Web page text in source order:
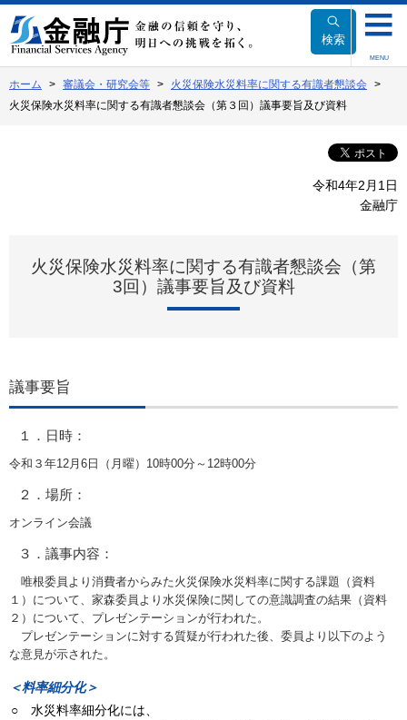
文
へ
動
検索
MENU
ホーム 審議会・研究会等
火災保険水災料率に関する有識者懇談会
火災保険水災料率に関する有識者懇談会（第３回）議事要旨及び資料
令和4年2月1日
金融庁
火災保険水災料率に関する有識者懇談会（第
3回）議事要旨及び資料
議事要旨
１．日時：
令和３年12月6日（月曜）10時00分～12時00分
２．場所：
オンライン会議
３．議事内容：
唯根委員より消費者からみた火災保険水災料率に関する課題（資料
１）について、家森委員より水災保険に関しての意識調査の結果（資料
２）について、プレゼンテーションが行われた。
プレゼンテーションに対する質疑が行われた後、委員より以下のよう
な意見が示された。
＜料率細分化＞
水災料率細分化には、